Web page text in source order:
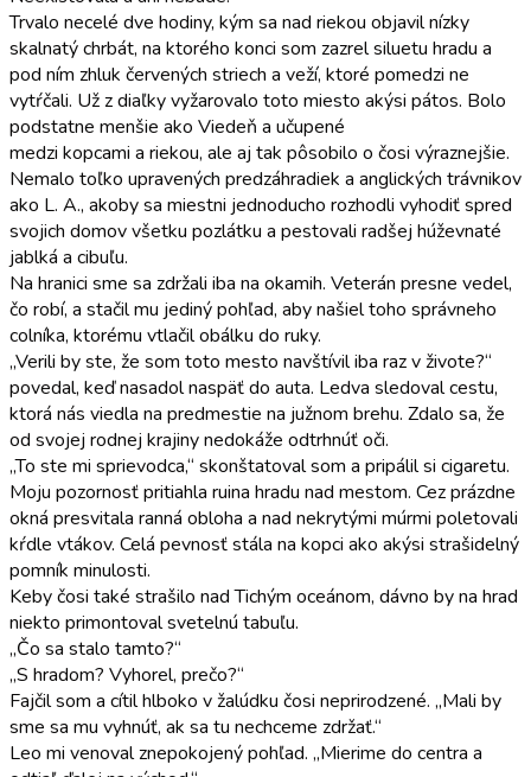
Trvalo necelé dve hodiny, kým sa nad riekou objavil nízky
skalnatý chrbát, na ktorého konci som zazrel siluetu hradu a
pod ním zhluk červených striech a veží, ktoré pomedzi ne
vytŕčali. Už z diaľky vyžarovalo toto miesto akýsi pátos. Bolo
podstatne menšie ako Viedeň a učupené
medzi kopcami a riekou, ale aj tak pôsobilo o čosi výraznejšie.
Nemalo toľko upravených predzáhradiek a anglických trávnikov
ako L. A., akoby sa miestni jednoducho rozhodli vyhodiť spred
svojich domov všetku pozlátku a pestovali radšej húževnaté
jablká a cibuľu.
Na hranici sme sa zdržali iba na okamih. Veterán presne vedel,
čo robí, a stačil mu jediný pohľad, aby našiel toho správneho
colníka, ktorému vtlačil obálku do ruky.
„Verili by ste, že som toto mesto navštívil iba raz v živote?“
povedal, keď nasadol naspäť do auta. Ledva sledoval cestu,
ktorá nás viedla na predmestie na južnom brehu. Zdalo sa, že
od svojej rodnej krajiny nedokáže odtrhnúť oči.
„To ste mi sprievodca,“ skonštatoval som a pripálil si cigaretu.
Moju pozornosť pritiahla ruina hradu nad mestom. Cez prázdne
okná presvitala ranná obloha a nad nekrytými múrmi poletovali
kŕdle vtákov. Celá pevnosť stála na kopci ako akýsi strašidelný
pomník minulosti.
Keby čosi také strašilo nad Tichým oceánom, dávno by na hrad
niekto primontoval svetelnú tabuľu.
„Čo sa stalo tamto?“
„S hradom? Vyhorel, prečo?“
Fajčil som a cítil hlboko v žalúdku čosi neprirodzené. „Mali by
sme sa mu vyhnúť, ak sa tu nechceme zdržať.“
Leo mi venoval znepokojený pohľad. „Mierime do centra a